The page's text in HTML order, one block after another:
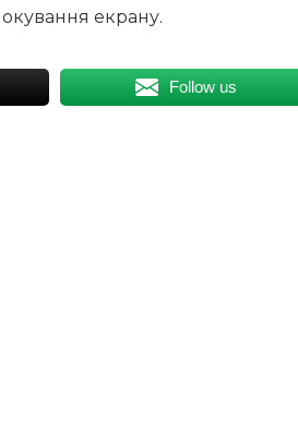
екрану.
Follow us